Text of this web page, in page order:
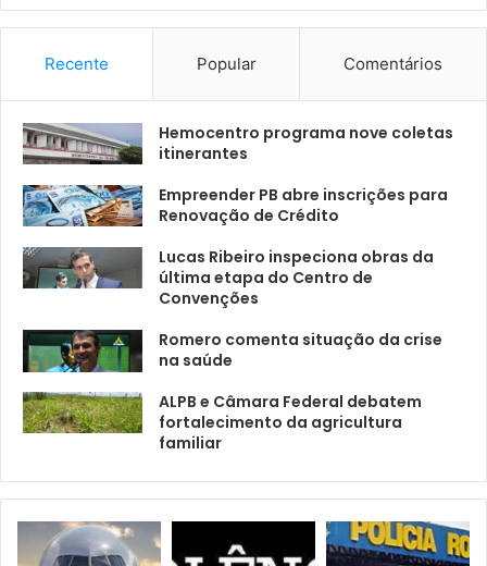
Recente Popular Comentários
Hemocentro programa nove coletas
itinerantes
Empreender PB abre inscrições para
Renovação de Crédito
Lucas Ribeiro inspeciona obras da
última etapa do Centro de
Convenções
Romero comenta situação da crise
na saúde
ALPB e Câmara Federal debatem
fortalecimento da agricultura
familiar